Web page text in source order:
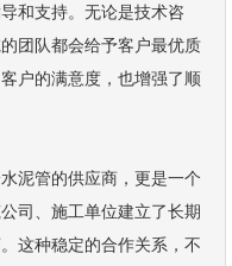
和支持。无论是技术咨
团队都会给予客户最优质
户的满意度，也增强了顺
泥管的供应商，更是一个
司、施工单位建立了长期
这种稳定的合作关系，不